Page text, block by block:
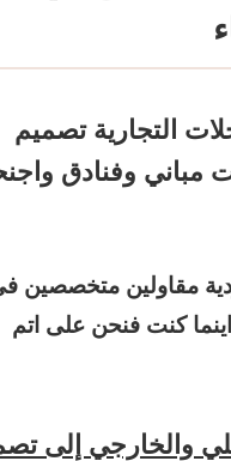
مباني وفنادق
مقاولين متخصصين
اينما كنت فنحن على اتم
والخارجي إلى